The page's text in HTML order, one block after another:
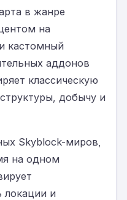
в жанре
на
кастомный
аддонов
классическую
добычу и
Skyblock-миров,
на одном
локации и